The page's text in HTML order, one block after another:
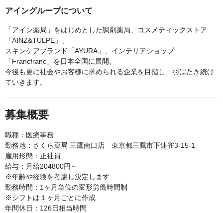
アイングループについて
「アイン薬局」をはじめとした調剤薬局、コスメティックストア
「AINZ&TULPE」、
スキンケアブランド「AYURA」、インテリアショップ
「Francfranc」を日本全国に展開。
今後も更に社会やお客様に求められる企業を目指し、羽ばたき続け
ていきます。
募集概要
職種：医療事務
勤務地：さくら薬局 三鷹南口店 東京都三鷹市下連雀3-15-1
雇用形態：正社員
給与：月給204800円～
※年齢や経験を考慮し決定します
勤務時間：1ヶ月単位の変形労働時間制
※シフトは１ヶ月ごとに作成
年間休日：126日相当時間